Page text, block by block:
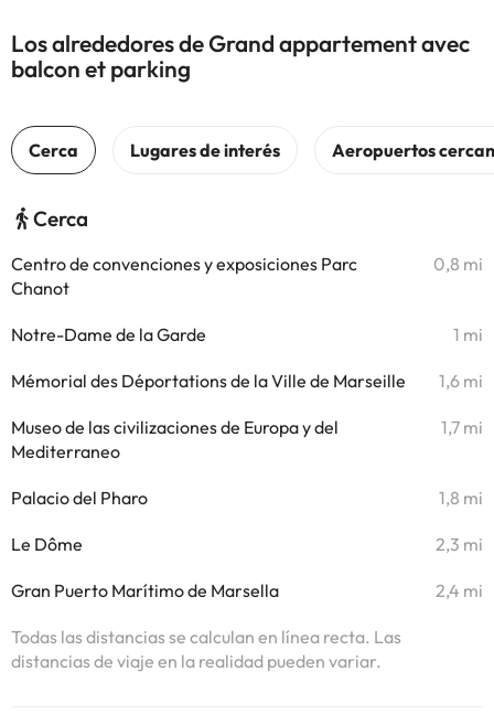
Los alrededores de Grand appartement avec
balcon et parking
Cerca
Centro de convenciones y exposiciones Parc
Chanot
0,8 mi
Notre-Dame de la Garde 1 mi
Mémorial des Déportations de la Ville de Marseille 1,6 mi
Museo de las civilizaciones de Europa y del
Mediterraneo
1,7 mi
Palacio del Pharo 1,8 mi
Le Dôme 2,3 mi
Gran Puerto Marítimo de Marsella 2,4 mi
Todas las distancias se calculan en línea recta. Las
distancias de viaje en la realidad pueden variar.